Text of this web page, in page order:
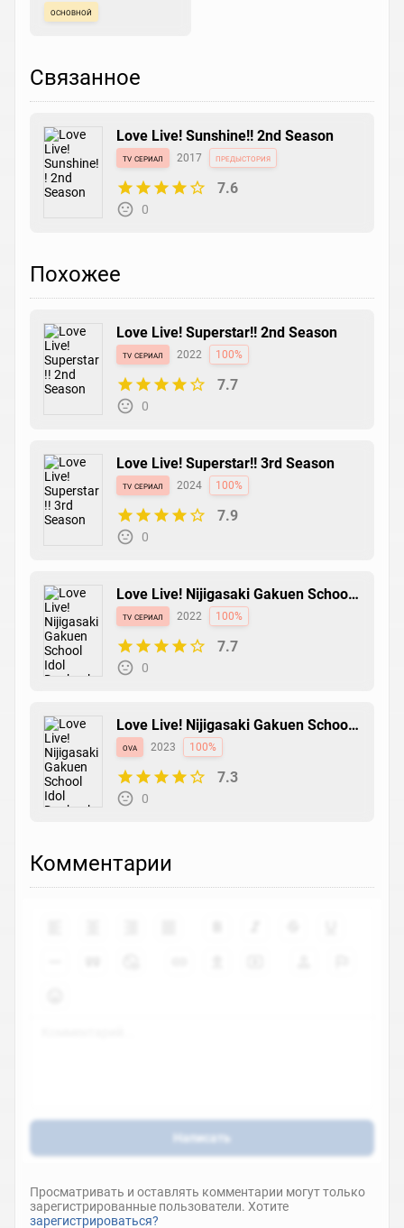
основной
Связанное
Love Live! Sunshine!! 2nd Season
tv сериал 2017 предыстория
7.6
0
Похожее
Love Live! Superstar!! 2nd Season
tv сериал 2022 100%
7.7
0
Love Live! Superstar!! 3rd Season
tv сериал 2024 100%
7.9
0
Love Live! Nijigasaki Gakuen School
Idol Doukoukai 2nd Season
tv сериал 2022 100%
7.7
0
Love Live! Nijigasaki Gakuen School
Idol Doukoukai: Next Sky
ova 2023 100%
7.3
0
Комментарии
Написать
Просматривать и оставлять комментарии могут только
зарегистрированные пользователи. Хотите
зарегистрироваться?